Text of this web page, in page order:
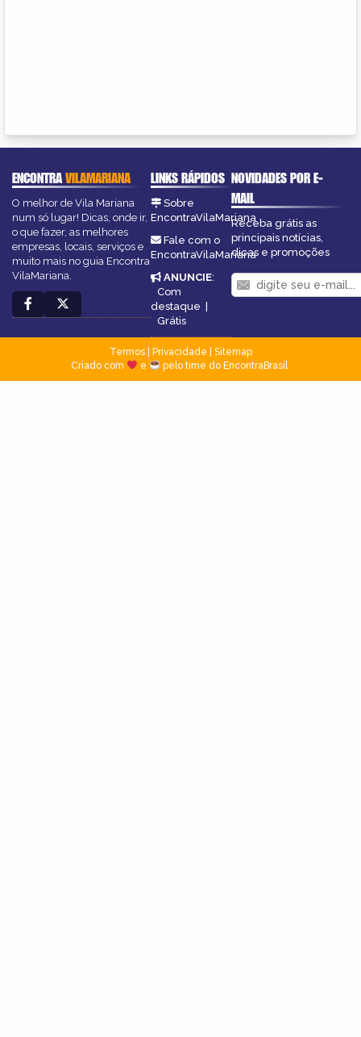
ENCONTRAVILAMARIANA
O melhor de Vila Mariana
num só lugar! Dicas, onde ir,
o que fazer, as melhores
empresas, locais, serviços e
muito mais no guia Encontra
VilaMariana.
LINKS RÁPIDOS
Sobre
EncontraVilaMariana
Fale com o
EncontraVilaMariana
ANUNCIE:
Com
destaque |
Grátis
NOVIDADES POR E-
MAIL
Receba grátis as
principais notícias,
dicas e promoções
Termos| Privacidade
Sitemap
Criado com
e pelo time do EncontraBrasil